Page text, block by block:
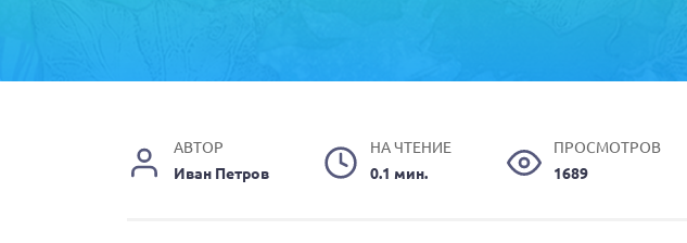
АВТОР
Иван Петров
НА ЧТЕНИЕ
0.1 мин.
ПРОСМОТРОВ
1689